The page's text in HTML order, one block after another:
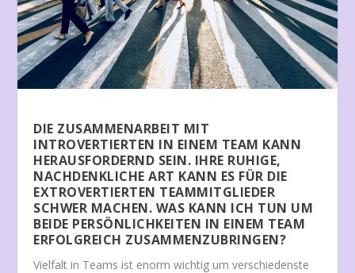
DIE ZUSAMMENARBEIT MIT
INTROVERTIERTEN IN EINEM TEAM KANN
HERAUSFORDERND SEIN. IHRE RUHIGE,
NACHDENKLICHE ART KANN ES FÜR DIE
EXTROVERTIERTEN TEAMMITGLIEDER
SCHWER MACHEN. WAS KANN ICH TUN UM
BEIDE PERSÖNLICHKEITEN IN EINEM TEAM
ERFOLGREICH ZUSAMMENZUBRINGEN?
Vielfalt in Teams ist enorm wichtig um verschiedenste